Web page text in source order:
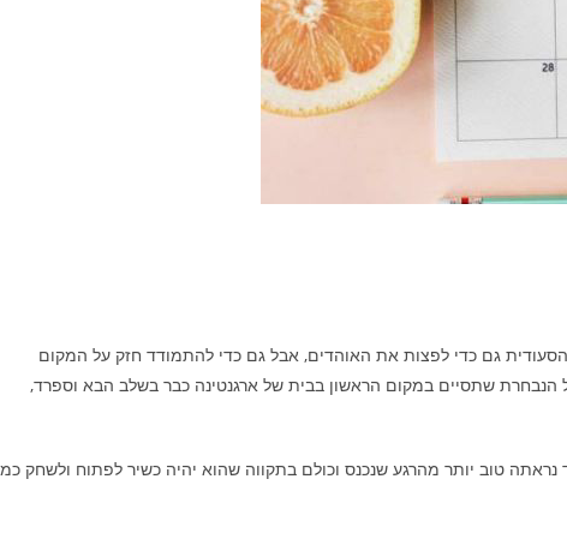
גם כדי לפצות את האוהדים, אבל גם כדי להתמודד חזק על המקום
שתסיים במקום הראשון בבית של ארגנטינה כבר בשלב הבא וספרד,
טוב יותר מהרגע שנכנס וכולם בתקווה שהוא יהיה כשיר לפתוח ולשחק